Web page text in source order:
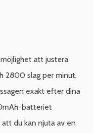
att justera
2800 slag per minut,
exakt efter dina
batteriet
att du kan njuta av en